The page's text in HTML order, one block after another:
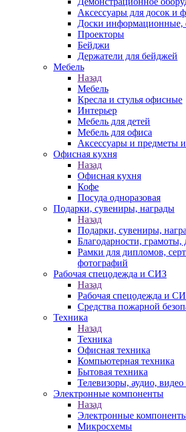
Аксессуары для досок и
Доски информационные,
Проекторы
Бейджи
Держатели для бейджей
Мебель
Назад
Мебель
Кресла и стулья офисные
Интерьер
Мебель для детей
Мебель для офиса
Аксессуары и предметы
Офисная кухня
Назад
Офисная кухня
Кофе
Посуда одноразовая
Подарки, сувениры, награды
Назад
Подарки, сувениры,
Благодарности,
Рамки для дипломов,
фотографий
Рабочая спецодежда и СИЗ
Назад
Рабочая спецодежда и
Средства пожарной
Техника
Назад
Техника
Офисная техника
Компьютерная техника
Бытовая техника
Телевизоры, аудио, видео
Электронные компоненты
Назад
Электронные
Микросхемы